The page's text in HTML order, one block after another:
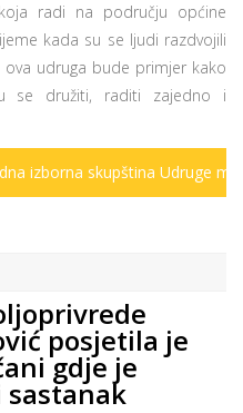
radi na području općine
kada su se ljudi razdvojili
udruga bude primjer kako
se družiti, raditi zajedno i
izborna skupština Udruge
posjetila je
gdje je
sastanak